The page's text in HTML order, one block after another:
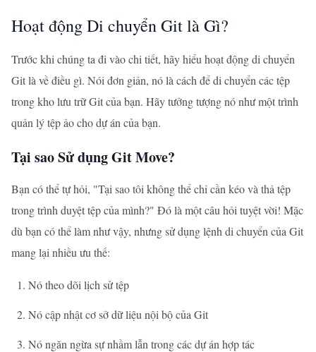
Hoạt động Di chuyển Git là Gì?
Trước khi chúng ta đi vào chi tiết, hãy hiểu hoạt động di chuyển
Git là về điều gì. Nói đơn giản, nó là cách để di chuyển các tệp
trong kho lưu trữ Git của bạn. Hãy tưởng tượng nó như một trình
quản lý tệp ảo cho dự án của bạn.
Tại sao Sử dụng Git Move?
Bạn có thể tự hỏi, "Tại sao tôi không thể chỉ cần kéo và thả tệp
trong trình duyệt tệp của mình?" Đó là một câu hỏi tuyệt vời! Mặc
dù bạn có thể làm như vậy, nhưng sử dụng lệnh di chuyển của Git
mang lại nhiều ưu thế:
Nó theo dõi lịch sử tệp
Nó cập nhật cơ sở dữ liệu nội bộ của Git
Nó ngăn ngừa sự nhầm lẫn trong các dự án hợp tác